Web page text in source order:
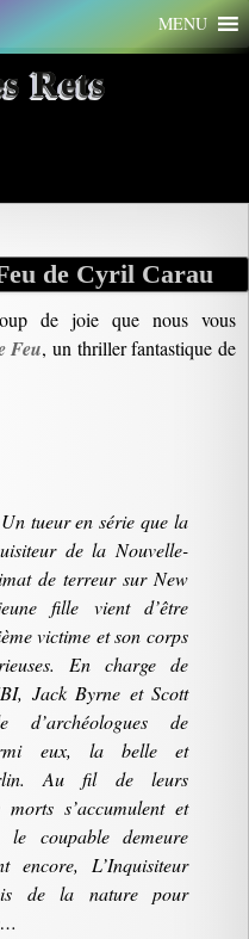
MENU
Rets
: runes
de Cyril Carau
de joie que nous vous
Feu, un thriller fantastique de
tueur en série que la
de la Nouvelle-
de terreur sur New
fille vient d’être
victime et son corps
En charge de
Jack Byrne et Scott
d’archéologues de
eux, la belle et
Au fil de leurs
s’accumulent et
le coupable demeure
encore, L’Inquisiteur
de la nature pour